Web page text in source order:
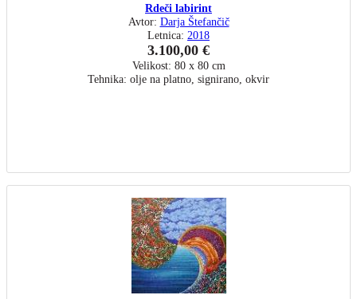
Rdeči labirint
Avtor: Darja Štefančič
Letnica: 2018
3.100,00 €
Velikost: 80 x 80 cm
Tehnika: olje na platno, signirano, okvir